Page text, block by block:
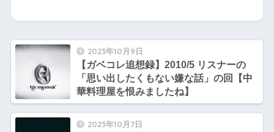
2023年10月9日
【ガベコレ追想録】2010/5 リスナーの
「思い出したくもない嫌な話」の回【中
華料理屋を恨みましたね】
2023年10月7日